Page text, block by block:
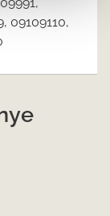
09109110,